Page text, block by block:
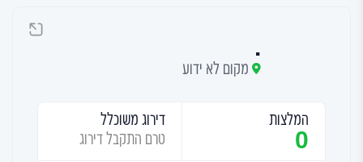
.
מקום לא ידוע
המלצות
0
דירוג משוכלל
טרם התקבל דירוג